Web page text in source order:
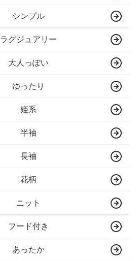
シンプル
ラグジュアリー
大人っぽい
ゆったり
姫系
半袖
長袖
花柄
ニット
フード付き
あったか